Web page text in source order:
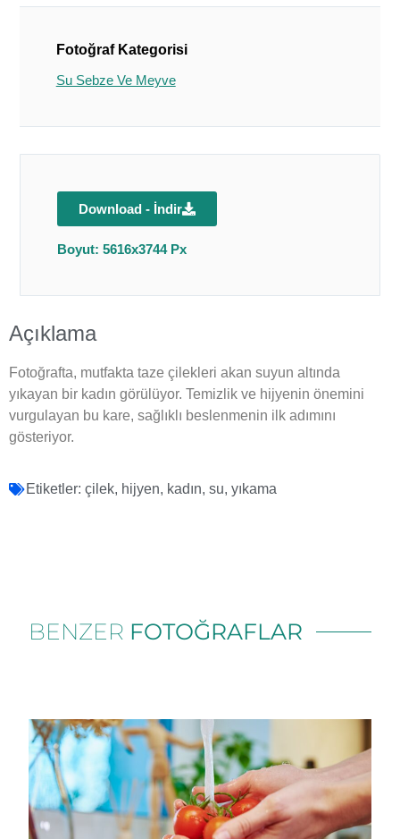
Fotoğraf Kategorisi
Su Sebze Ve Meyve
Download - İndir
Boyut: 5616x3744 Px
Açıklama
Fotoğrafta, mutfakta taze çilekleri akan suyun altında
yıkayan bir kadın görülüyor. Temizlik ve hijyenin önemini
vurgulayan bu kare, sağlıklı beslenmenin ilk adımını
gösteriyor.
Etiketler: çilek, hijyen, kadın, su, yıkama
BENZER FOTOĞRAFLAR